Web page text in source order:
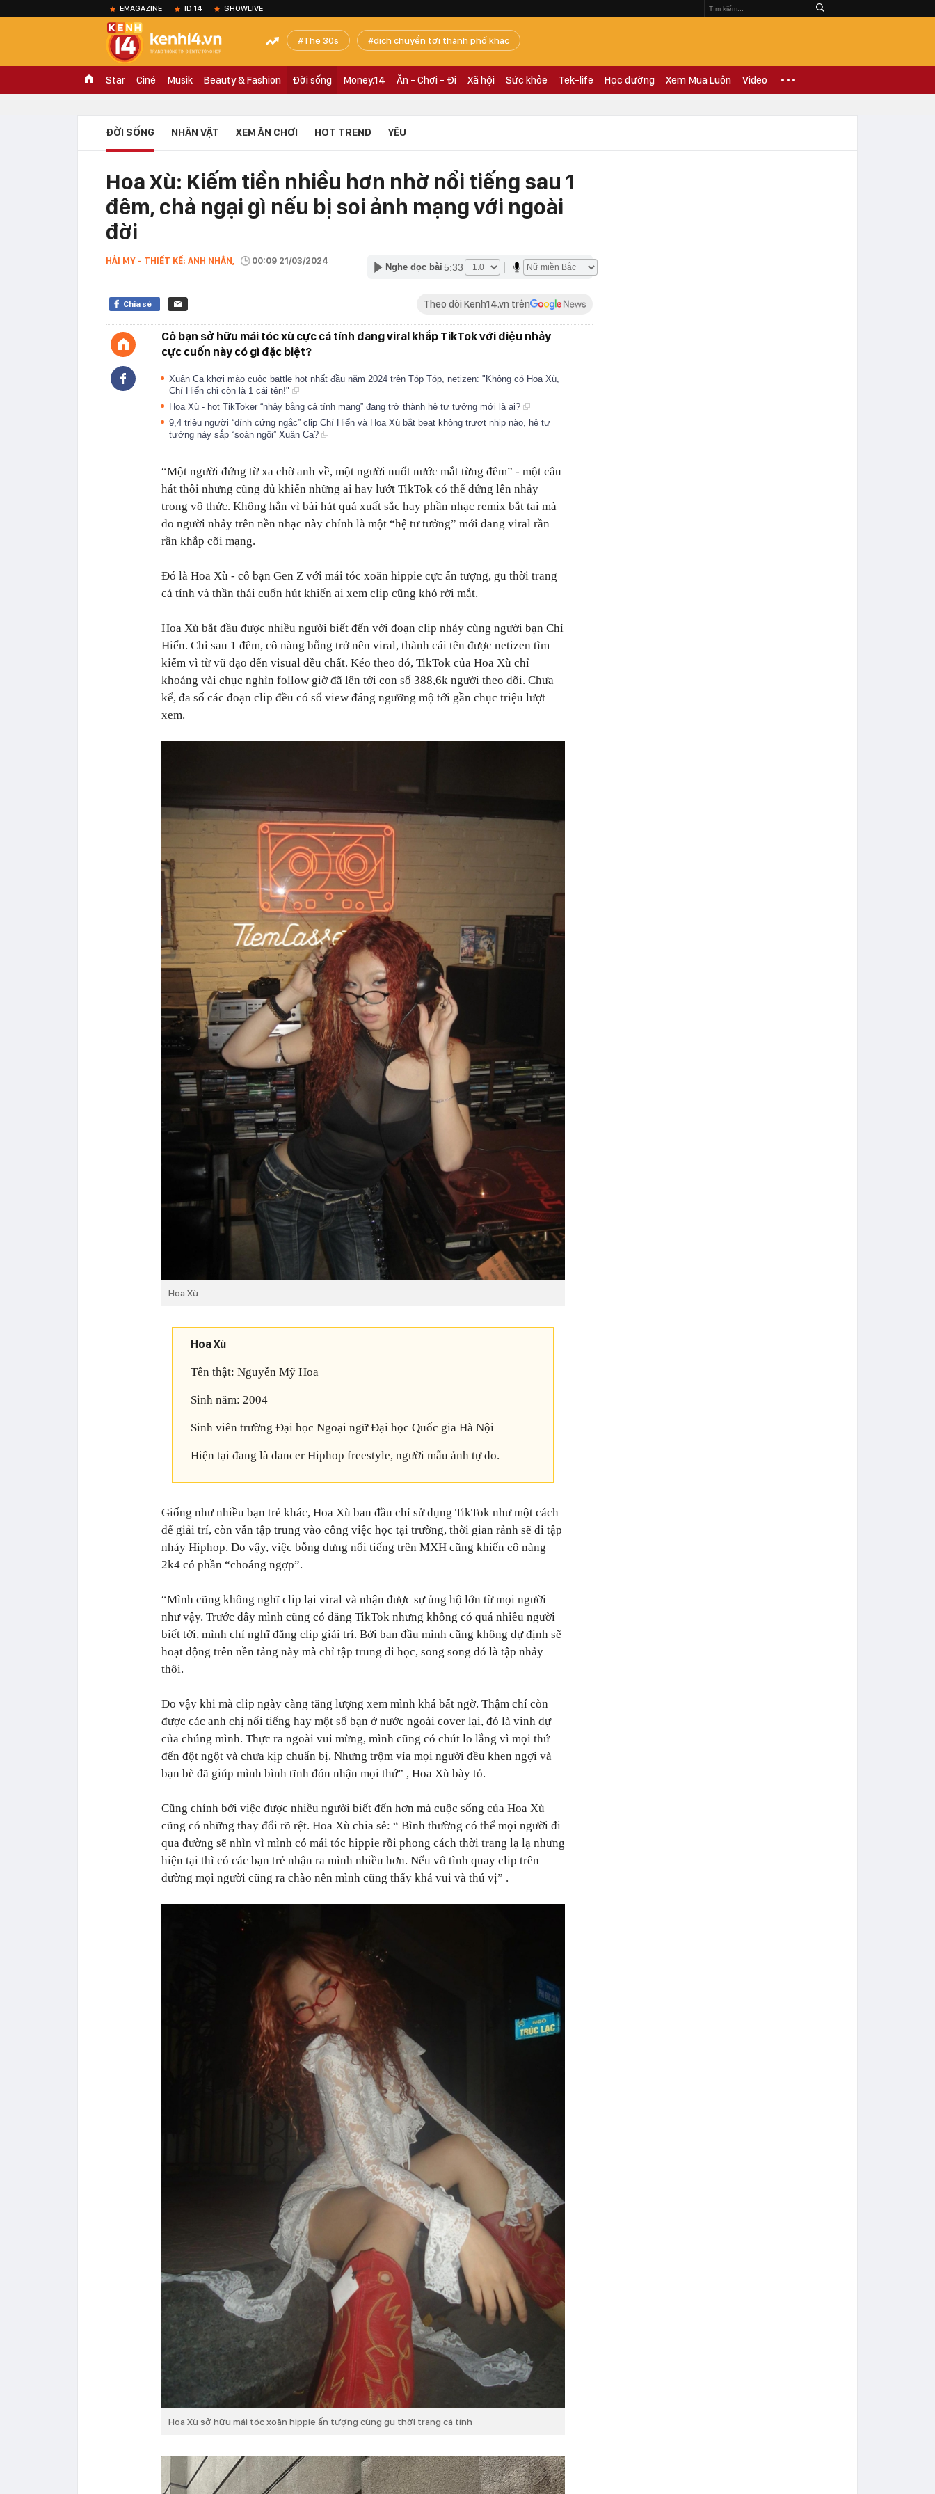
EMAGAZINE ID.14 SHOWLIVE
The 30s dịch chuyển tới thành phố khác
Star Ciné Musik Beauty & Fashion Đời sống Money.14 Ăn - Chơi - Đi Xã hội Sức khỏe Tek-life Học đường Xem Mua Luôn Video
ĐỜI SỐNG NHÂN VẬT XEM ĂN CHƠI HOT TREND YÊU
Hoa Xù: Kiếm tiền nhiều hơn nhờ nổi tiếng sau 1
đêm, chả ngại gì nếu bị soi ảnh mạng với ngoài
đời
HẢI MY - THIẾT KẾ: ANH NHÂN, 00:09 21/03/2024
Nghe đọc bài 5:33
Chia sẻ Theo dõi Kenh14.vn trên
Cô bạn sở hữu mái tóc xù cực cá tính đang viral khắp TikTok với điệu nhảy
cực cuốn này có gì đặc biệt?
Xuân Ca khơi mào cuộc battle hot nhất đầu năm 2024 trên Tóp Tóp, netizen: "Không có Hoa Xù,
Chí Hiển chỉ còn là 1 cái tên!"
Hoa Xù - hot TikToker “nhảy bằng cả tính mạng” đang trở thành hệ tư tưởng mới là ai?
9,4 triệu người “dính cứng ngắc” clip Chí Hiển và Hoa Xù bắt beat không trượt nhịp nào, hệ tư
tưởng này sắp “soán ngôi” Xuân Ca?
“Một người đứng từ xa chờ anh về, một người nuốt nước mắt từng đêm” - một câu
hát thôi nhưng cũng đủ khiến những ai hay lướt TikTok có thể đứng lên nhảy
trong vô thức. Không hẳn vì bài hát quá xuất sắc hay phần nhạc remix bắt tai mà
do người nhảy trên nền nhạc này chính là một “hệ tư tưởng” mới đang viral rần
rần khắp cõi mạng.
Đó là Hoa Xù - cô bạn Gen Z với mái tóc xoăn hippie cực ấn tượng, gu thời trang
cá tính và thần thái cuốn hút khiến ai xem clip cũng khó rời mắt.
Hoa Xù bắt đầu được nhiều người biết đến với đoạn clip nhảy cùng người bạn Chí
Hiển. Chỉ sau 1 đêm, cô nàng bỗng trở nên viral, thành cái tên được netizen tìm
kiếm vì từ vũ đạo đến visual đều chất. Kéo theo đó, TikTok của Hoa Xù chỉ
khoảng vài chục nghìn follow giờ đã lên tới con số 388,6k người theo dõi. Chưa
kể, đa số các đoạn clip đều có số view đáng ngưỡng mộ tới gần chục triệu lượt
xem.
Hoa Xù
Hoa Xù
Tên thật: Nguyễn Mỹ Hoa
Sinh năm: 2004
Sinh viên trường Đại học Ngoại ngữ Đại học Quốc gia Hà Nội
Hiện tại đang là dancer Hiphop freestyle, người mẫu ảnh tự do.
Giống như nhiều bạn trẻ khác, Hoa Xù ban đầu chỉ sử dụng TikTok như một cách
để giải trí, còn vẫn tập trung vào công việc học tại trường, thời gian rảnh sẽ đi tập
nhảy Hiphop. Do vậy, việc bỗng dưng nổi tiếng trên MXH cũng khiến cô nàng
2k4 có phần “choáng ngợp”.
“Mình cũng không nghĩ clip lại viral và nhận được sự ủng hộ lớn từ mọi người
như vậy. Trước đây mình cũng có đăng TikTok nhưng không có quá nhiều người
biết tới, mình chỉ nghĩ đăng clip giải trí. Bởi ban đầu mình cũng không dự định sẽ
hoạt động trên nền tảng này mà chỉ tập trung đi học, song song đó là tập nhảy
thôi.
Do vậy khi mà clip ngày càng tăng lượng xem mình khá bất ngờ. Thậm chí còn
được các anh chị nổi tiếng hay một số bạn ở nước ngoài cover lại, đó là vinh dự
của chúng mình. Thực ra ngoài vui mừng, mình cũng có chút lo lắng vì mọi thứ
đến đột ngột và chưa kịp chuẩn bị. Nhưng trộm vía mọi người đều khen ngợi và
bạn bè đã giúp mình bình tĩnh đón nhận mọi thứ” , Hoa Xù bày tỏ.
Cũng chính bởi việc được nhiều người biết đến hơn mà cuộc sống của Hoa Xù
cũng có những thay đổi rõ rệt. Hoa Xù chia sẻ: “ Bình thường có thể mọi người đi
qua đường sẽ nhìn vì mình có mái tóc hippie rồi phong cách thời trang lạ lạ nhưng
hiện tại thì có các bạn trẻ nhận ra mình nhiều hơn. Nếu vô tình quay clip trên
đường mọi người cũng ra chào nên mình cũng thấy khá vui và thú vị” .
Hoa Xù sở hữu mái tóc xoăn hippie ấn tượng cùng gu thời trang cá tính